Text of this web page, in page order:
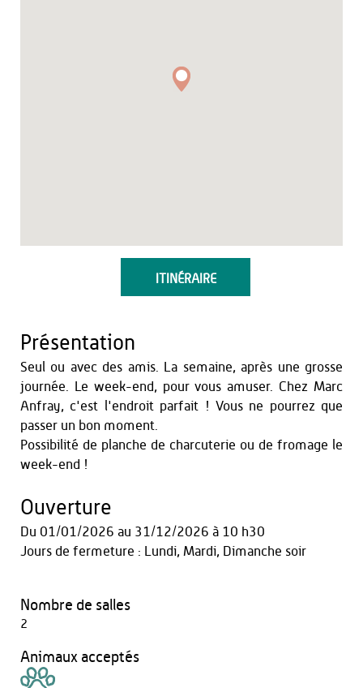
ITINÉRAIRE
Présentation
Seul ou avec des amis. La semaine, après une grosse
journée. Le week-end, pour vous amuser. Chez Marc
Anfray, c'est l'endroit parfait ! Vous ne pourrez que
passer un bon moment.
Possibilité de planche de charcuterie ou de fromage le
week-end !
Ouverture
Du 01/01/2026 au 31/12/2026 à 10 h30
Jours de fermeture : Lundi, Mardi, Dimanche soir
Nombre de salles
2
Animaux acceptés